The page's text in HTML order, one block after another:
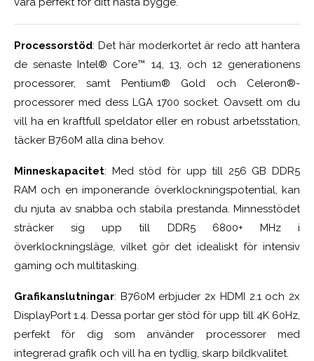
Processorstöd: Det här moderkortet är redo att hantera
de senaste Intel® Core™ 14, 13, och 12 generationens
processorer, samt Pentium® Gold och Celeron®-
processorer med dess LGA 1700 socket. Oavsett om du
vill ha en kraftfull speldator eller en robust arbetsstation,
täcker B760M alla dina behov.
Minneskapacitet: Med stöd för upp till 256 GB DDR5
RAM och en imponerande överklockningspotential, kan
du njuta av snabba och stabila prestanda. Minnesstödet
sträcker sig upp till DDR5 6800+ MHz i
överklockningsläge, vilket gör det idealiskt för intensiv
gaming och multitasking.
Grafikanslutningar: B760M erbjuder 2x HDMI 2.1 och 2x
DisplayPort 1.4. Dessa portar ger stöd för upp till 4K 60Hz,
perfekt för dig som använder processorer med
integrerad grafik och vill ha en tydlig, skarp bildkvalitet.